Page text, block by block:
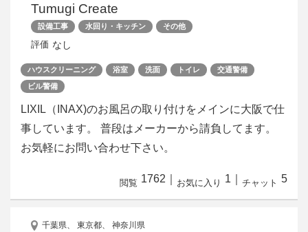
Tumugi Create
設備工事 水回り・キッチン その他
評価 なし
ハウスクリーニング 浴室 洗面 トイレ
交通警備
ビル警備
LIXIL（INAX)のお風呂の取り付けをメインに大阪で仕
事しています。 普段はメーカーから請負してます。
お気軽にお問い合わせ下さい。
閲覧 1762 お気に入り 1 チャット 5
千葉県、 東京都、 神奈川県